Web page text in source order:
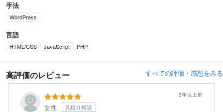
手法
WordPress
言語
HTML/CSS JavaScript PHP
高評価のレビュー すべての評価・感想をみる
女性 見積り相談
3年以上前